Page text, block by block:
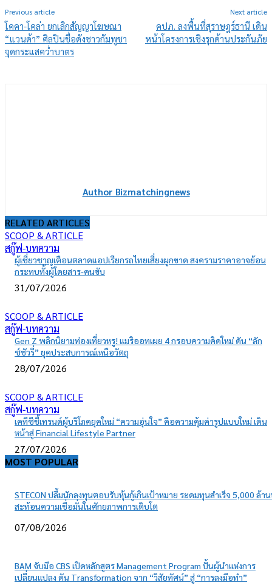
Previous article
โคคา-โคล่า ยกเลิกสัญญาโฆษณา
“แวนด้า” ศิลปินชื่อดังชาวกัมพูชา
จุดกระแสคว่ำบาตร
Next article
คปภ. ลงพื้นที่สุราษฎร์ธานี เดิน
หน้าโครงการเชิงรุกด้านประกันภัย
Author Bizmatchingnews
RELATED ARTICLES
SCOOP & ARTICLE
สกู๊ฟ-บทความ
ผู้เชี่ยวชาญเตือนตลาดแอปเรียกรถไทยเสี่ยงผูกขาด สงครามราคาอาจย้อน
กระทบทั้งผู้โดยสาร-คนขับ
31/07/2026
SCOOP & ARTICLE
สกู๊ฟ-บทความ
Gen Z พลิกนิยามท่องเที่ยวหรู! แมริออทเผย 4 กรอบความคิดใหม่ ดัน “ลัก
ซ์ชัวรี่” ยุคประสบการณ์เหนือวัตถุ
28/07/2026
SCOOP & ARTICLE
สกู๊ฟ-บทความ
เคทีซีชี้เทรนด์ผู้บริโภคยุคใหม่ “ความอุ่นใจ” คือความคุ้มค่ารูปแบบใหม่ เดิน
หน้าสู่ Financial Lifestyle Partner
27/07/2026
MOST POPULAR
STECON ปลื้มนักลงทุนตอบรับหุ้นกู้เกินเป้าหมาย ระดมทุนสำเร็จ 5,000 ล้า
สะท้อนความเชื่อมั่นในศักยภาพการเติบโต
07/08/2026
BAM จับมือ CBS เปิดหลักสูตร Management Program ปั้นผู้นำแห่งการ
เปลี่ยนแปลง ดัน Transformation จาก “วิสัยทัศน์” สู่ “การลงมือทำ”